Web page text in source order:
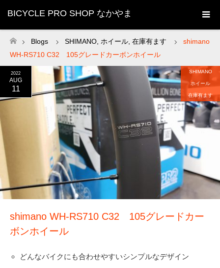
BICYCLE PRO SHOP なかやま
ホーム
Blogs SHIMANO ホイール 在庫有ます
shimano
WH-RS710 C32 105グレードカーボンホイール
2022
AUG
11
SHIMANO
ホイール
在庫有ます
shimano WH-RS710 C32 105グレードカー
ボンホイール
どんなバイクにも合わせやすいシンプルなデザイン